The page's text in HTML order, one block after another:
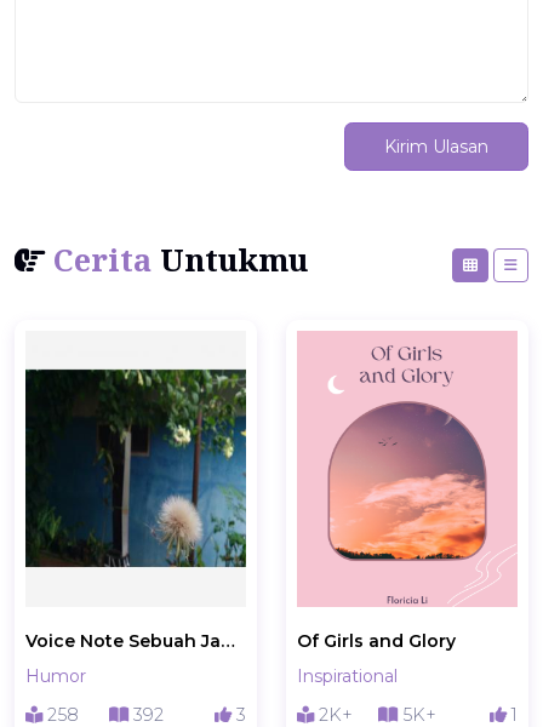
Kirim Ulasan
Cerita Untukmu
Voice Note Sebuah Jawaban
Humor
258
392 3
Of Girls and Glory
Inspirational
2K+
5K+ 1